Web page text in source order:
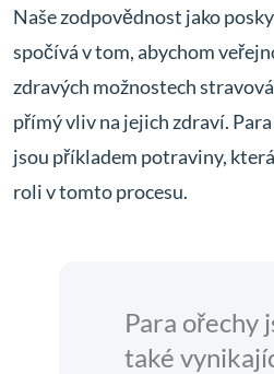
Naše zodpovědnost jako
spočívá v tom, abychom
zdravých možnostech
přímý vliv na jejich zdraví.
jsou příkladem potraviny,
roli v tomto procesu.
Para ořechy
také